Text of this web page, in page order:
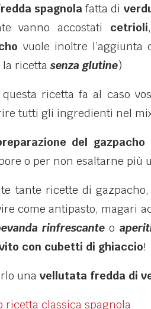
spagnola fatta di
vanno accostati cetrioli
vuole inoltre
la ricetta senza glutine)
ricetta fa al caso
tutti gli ingredienti nel
del gazpacho
o per non esaltarne più
tante ricette di
come antipasto, magari
rinfrescante o
con cubetti di ghiaccio!
una vellutata fredda di